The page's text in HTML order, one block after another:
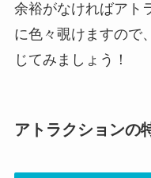
余裕がなければアト
に色々覗けますので
じてみましょう！
アトラクションの